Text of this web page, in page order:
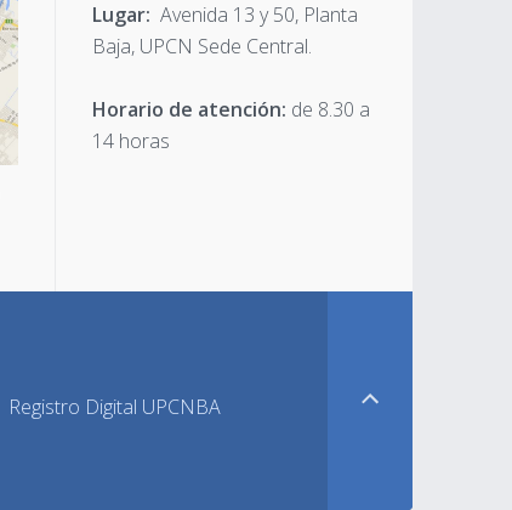
Lugar: Avenida 13 y 50, Planta
Baja, UPCN Sede Central.
Horario de atención: de 8.30 a
14 horas
Registro Digital UPCNBA